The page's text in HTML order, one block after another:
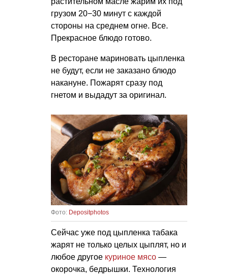
грузом 20−30 минут с каждой
стороны на среднем огне. Все.
Прекрасное блюдо готово.
В ресторане мариновать цыпленка
не будут, если не заказано блюдо
накануне. Пожарят сразу под
гнетом и выдадут за оригинал.
Фото: Depositphotos
Сейчас уже под цыпленка табака
жарят не только целых цыплят, но и
любое другое куриное мясо —
окорочка, бедрышки. Технология